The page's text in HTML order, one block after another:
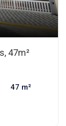
47m²
47 m²